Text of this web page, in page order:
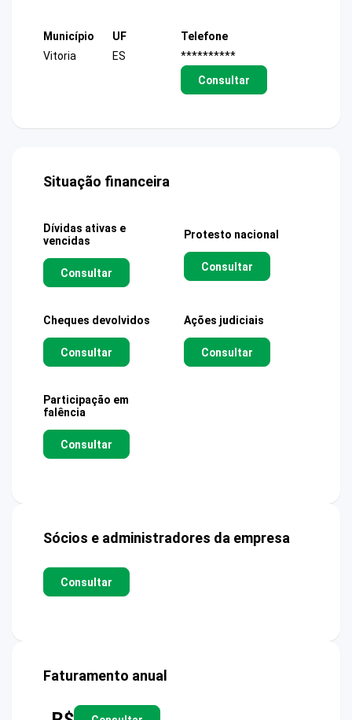
Município
Vitoria
UF
ES
Telefone
**********
Consultar
Situação financeira
Dívidas ativas e
vencidas
Consultar
Protesto nacional
Consultar
Cheques devolvidos
Consultar
Ações judiciais
Consultar
Participação em
falência
Consultar
Sócios e administradores da empresa
Consultar
Faturamento anual